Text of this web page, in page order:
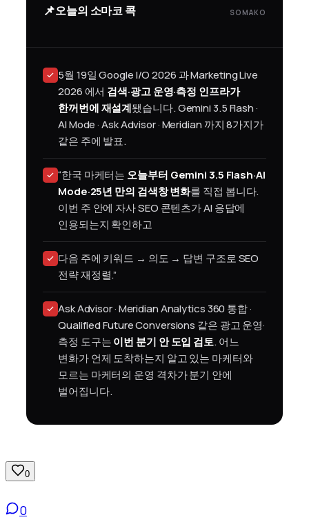
📌오늘의 소마코 콕 SOMAKO
5월 19일 Google I/O 2026 과 Marketing Live
2026 에서 검색·광고 운영·측정 인프라가
한꺼번에 재설계됐습니다. Gemini 3.5 Flash ·
AI Mode · Ask Advisor · Meridian 까지 8가지가
같은 주에 발표.
“한국 마케터는 오늘부터 Gemini 3.5 Flash·AI
Mode·25년 만의 검색창 변화를 직접 봅니다.
이번 주 안에 자사 SEO 콘텐츠가 AI 응답에
인용되는지 확인하고
다음 주에 키워드 → 의도 → 답변 구조로 SEO
전략 재정렬.”
Ask Advisor · Meridian Analytics 360 통합 ·
Qualified Future Conversions 같은 광고 운영·
측정 도구는이번 분기 안 도입 검토. 어느
변화가 언제 도착하는지 알고 있는 마케터와
모르는 마케터의 운영 격차가 분기 안에
벌어집니다.
0
0